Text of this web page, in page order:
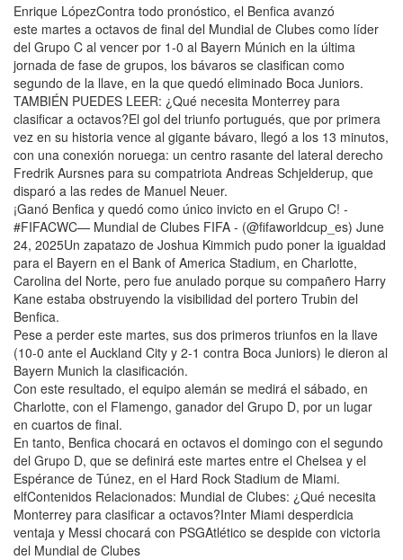
Enrique LópezContra todo pronóstico, el Benfica avanzó
este martes a octavos de final del Mundial de Clubes como líder
del Grupo C al vencer por 1-0 al Bayern Múnich en la última
jornada de fase de grupos, los bávaros se clasifican como
segundo de la llave, en la que quedó eliminado Boca Juniors.
TAMBIÉN PUEDES LEER: ¿Qué necesita Monterrey para
clasificar a octavos?El gol del triunfo portugués, que por primera
vez en su historia vence al gigante bávaro, llegó a los 13 minutos,
con una conexión noruega: un centro rasante del lateral derecho
Fredrik Aursnes para su compatriota Andreas Schjelderup, que
disparó a las redes de Manuel Neuer.
¡Ganó Benfica y quedó como único invicto en el Grupo C! -
#FIFACWC— Mundial de Clubes FIFA - (@fifaworldcup_es) June
24, 2025Un zapatazo de Joshua Kimmich pudo poner la igualdad
para el Bayern en el Bank of America Stadium, en Charlotte,
Carolina del Norte, pero fue anulado porque su compañero Harry
Kane estaba obstruyendo la visibilidad del portero Trubin del
Benfica.
Pese a perder este martes, sus dos primeros triunfos en la llave
(10-0 ante el Auckland City y 2-1 contra Boca Juniors) le dieron al
Bayern Munich la clasificación.
Con este resultado, el equipo alemán se medirá el sábado, en
Charlotte, con el Flamengo, ganador del Grupo D, por un lugar
en cuartos de final.
En tanto, Benfica chocará en octavos el domingo con el segundo
del Grupo D, que se definirá este martes entre el Chelsea y el
Espérance de Túnez, en el Hard Rock Stadium de Miami.
elfContenidos Relacionados: Mundial de Clubes: ¿Qué necesita
Monterrey para clasificar a octavos?Inter Miami desperdicia
ventaja y Messi chocará con PSGAtlético se despide con victoria
del Mundial de Clubes